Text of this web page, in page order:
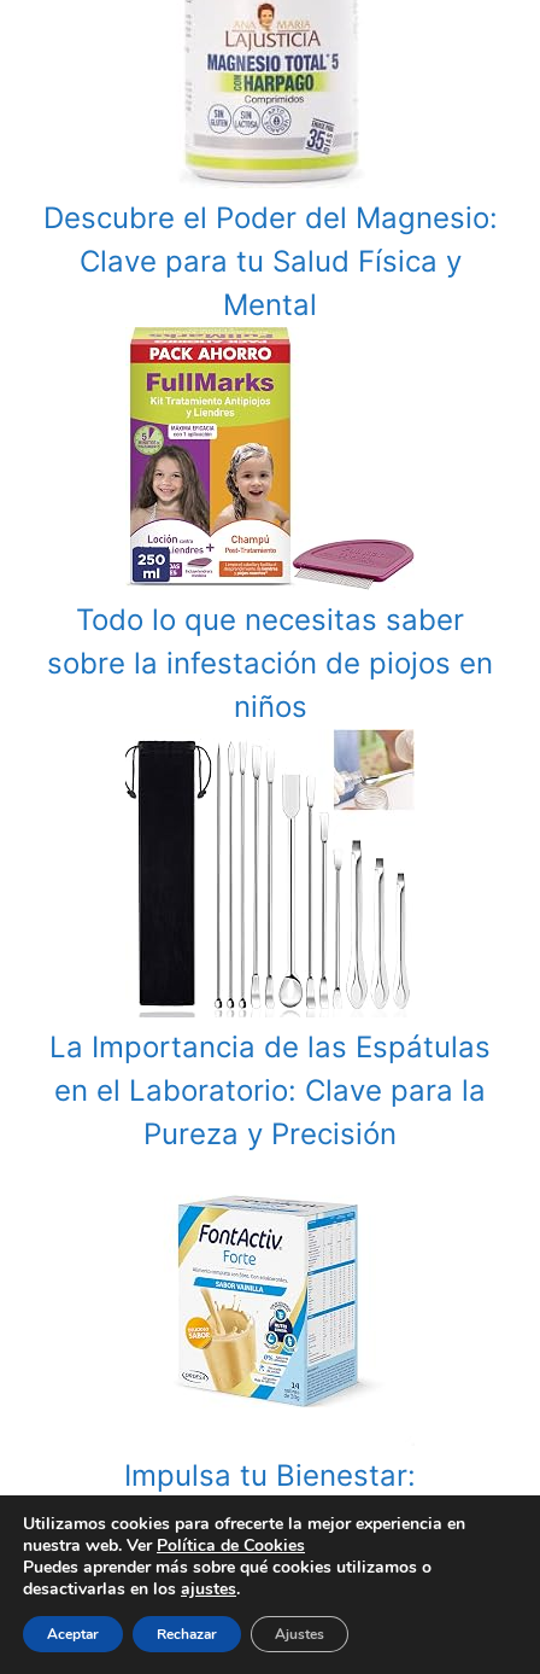
Descubre el Poder del Magnesio:
Clave para tu Salud Física y
Mental
Todo lo que necesitas saber
sobre la infestación de piojos en
niños
La Importancia de las Espátulas
en el Laboratorio: Clave para la
Pureza y Precisión
Impulsa tu Bienestar:
Suplementos y Alimentación para
una Vida Saludable
Categories
Ortopedia y Salud,Plantillas Antiodor para
Utilizamos cookies para ofrecerte la mejor experiencia en
nuestra web. Ver Política de Cookies
Puedes aprender más sobre qué cookies utilizamos o
desactivarlas en los ajustes.
Aceptar Rechazar Ajustes